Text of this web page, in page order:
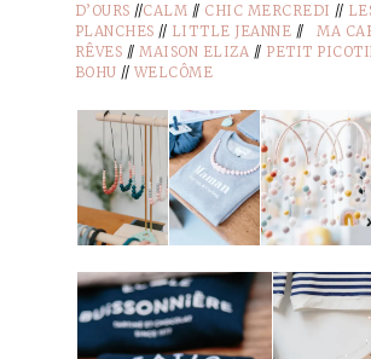
D’OURS //CALM // CHIC MERCREDI //
PLANCHES // LITTLE JEANNE // MA
RÊVES // MAISON ELIZA // PETIT
BOHU // WELCÔME